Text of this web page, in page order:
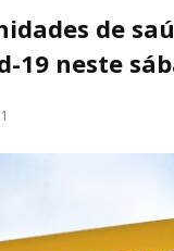
de
19 neste